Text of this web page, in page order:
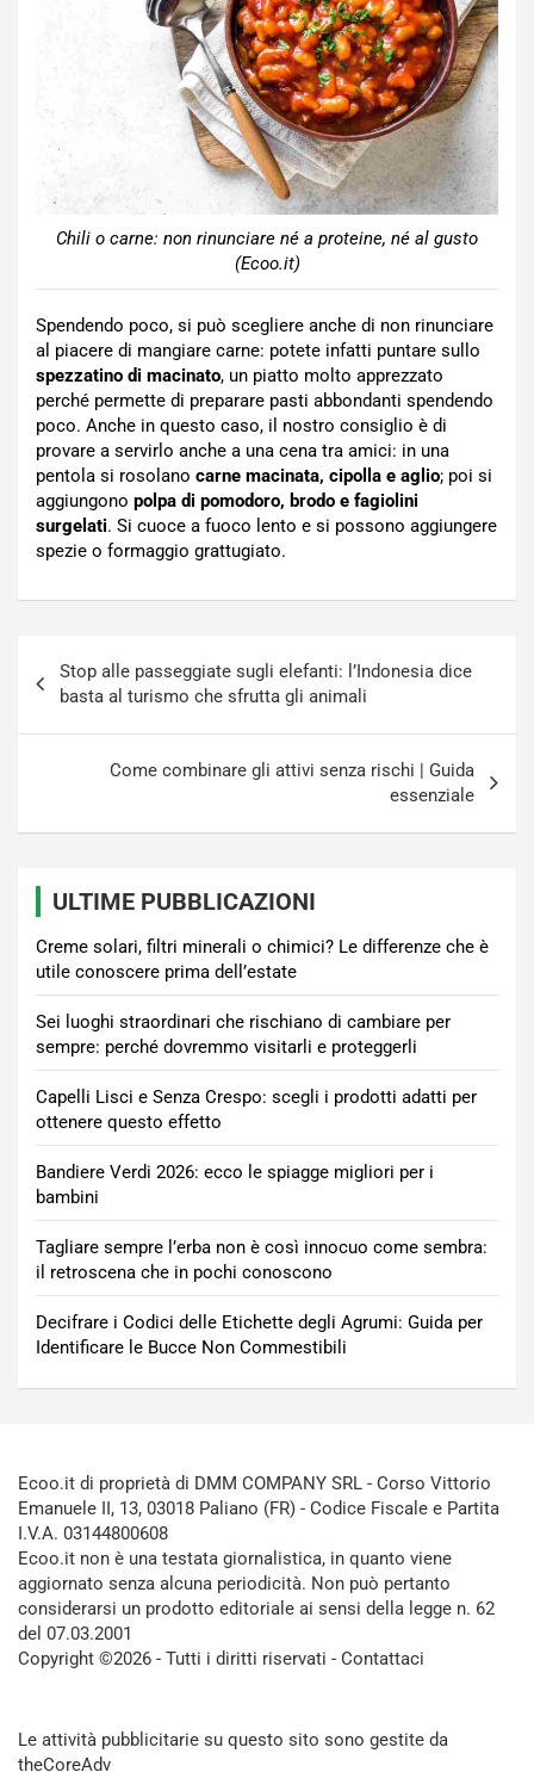
Chili o carne: non rinunciare né a proteine, né al gusto
(Ecoo.it)
Spendendo poco, si può scegliere anche di non rinunciare
al piacere di mangiare carne: potete infatti puntare sullo
spezzatino di macinato, un piatto molto apprezzato
perché permette di preparare pasti abbondanti spendendo
poco. Anche in questo caso, il nostro consiglio è di
provare a servirlo anche a una cena tra amici: in una
pentola si rosolano carne macinata, cipolla e aglio; poi si
aggiungono polpa di pomodoro, brodo e fagiolini
surgelati. Si cuoce a fuoco lento e si possono aggiungere
spezie o formaggio grattugiato.
articoli
Stop alle passeggiate sugli elefanti: l’Indonesia dice
basta al turismo che sfrutta gli animali
Come combinare gli attivi senza rischi | Guida
essenziale
ULTIME PUBBLICAZIONI
Creme solari, filtri minerali o chimici? Le differenze che è
utile conoscere prima dell’estate
Sei luoghi straordinari che rischiano di cambiare per
sempre: perché dovremmo visitarli e proteggerli
Capelli Lisci e Senza Crespo: scegli i prodotti adatti per
ottenere questo effetto
Bandiere Verdi 2026: ecco le spiagge migliori per i
bambini
Tagliare sempre l’erba non è così innocuo come sembra:
il retroscena che in pochi conoscono
Decifrare i Codici delle Etichette degli Agrumi: Guida per
Identificare le Bucce Non Commestibili
Ecoo.it di proprietà di DMM COMPANY SRL - Corso Vittorio
Emanuele II, 13, 03018 Paliano (FR) - Codice Fiscale e Partita
I.V.A. 03144800608
Ecoo.it non è una testata giornalistica, in quanto viene
aggiornato senza alcuna periodicità. Non può pertanto
considerarsi un prodotto editoriale ai sensi della legge n. 62
del 07.03.2001
Copyright ©2026 - Tutti i diritti riservati - Contattaci
Le attività pubblicitarie su questo sito sono gestite da
theCoreAdv